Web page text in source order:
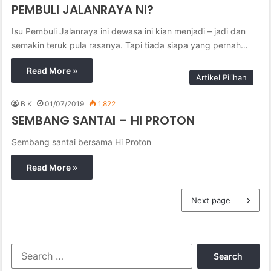
PEMBULI JALANRAYA NI?
Isu Pembuli Jalanraya ini dewasa ini kian menjadi – jadi dan
semakin teruk pula rasanya. Tapi tiada siapa yang pernah…
Read More »
Artikel Pilihan
B K 01/07/2019 1,822
SEMBANG SANTAI – HI PROTON
Sembang santai bersama Hi Proton
Read More »
Next page